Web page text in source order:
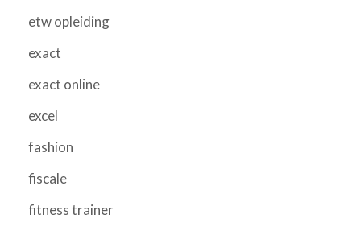
etw opleiding
exact
exact online
excel
fashion
fiscale
fitness trainer